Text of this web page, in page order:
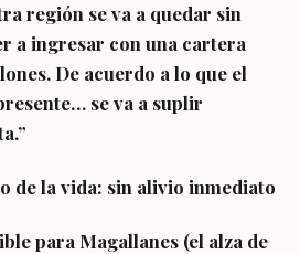
región se va a quedar sin
a ingresar con una cartera
De acuerdo a lo que el
se va a suplir
de la vida: sin alivio inmediato
para Magallanes (el alza de